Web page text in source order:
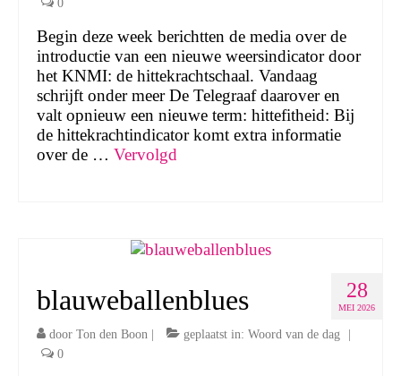
0
Begin deze week berichtten de media over de
introductie van een nieuwe weersindicator door
het KNMI: de hittekrachtschaal. Vandaag
schrijft onder meer De Telegraaf daarover en
valt opnieuw een nieuwe term: hittefitheid: Bij
de hittekrachtindicator komt extra informatie
over de … Vervolgd
28
MEI 2026
blauweballenblues
door Ton den Boon | geplaatst in: Woord van de dag
|
0